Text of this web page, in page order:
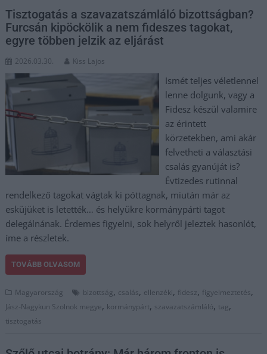
Tisztogatás a szavazatszámláló bizottságban?
Furcsán kipöckölik a nem fideszes tagokat,
egyre többen jelzik az eljárást
2026.03.30. Kiss Lajos
Ismét teljes véletlennel
lenne dolgunk, vagy a
Fidesz készül valamire
az érintett
körzetekben, ami akár
felvetheti a választási
csalás gyanúját is?
Évtizedes rutinnal
rendelkező tagokat vágtak ki póttagnak, miután már az
esküjüket is letették… és helyükre kormánypárti tagot
delegálnának. Érdemes figyelni, sok helyről jeleztek hasonlót,
íme a részletek.
TOVÁBB OLVASOM
Magyarország bizottság, csalás, ellenzéki, fidesz, figyelmeztetés,
Jász-Nagykun Szolnok megye, kormánypárt, szavazatszámláló, tag,
tisztogatás